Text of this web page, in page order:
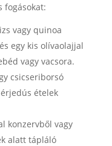
fogásokat:
vagy quinoa
egy kis olívaolajjal
vagy vacsora.
csicseriborsó
ételek
konzervből vagy
alatt tápláló